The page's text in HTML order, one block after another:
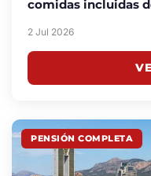
comidas incluidas
2 Jul 2026
PENSIÓN COMPLETA